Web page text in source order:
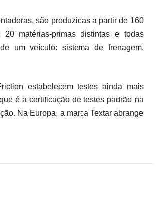
são produzidas a partir de 160
matérias-primas distintas e todas
um veículo: sistema de frenagem,
estabelecem testes ainda mais
é a certificação de testes padrão na
Na Europa, a marca Textar abrange